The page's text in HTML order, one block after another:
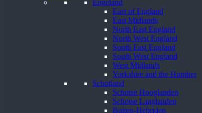
Engeland
East of England
East Midlands
North East England
North West England
South East England
South West England
West Midlands
Yorkshire and the Humber
Schotland
Schotse Hooglanden
Schotse Laaglanden
Buiten-Hebriden